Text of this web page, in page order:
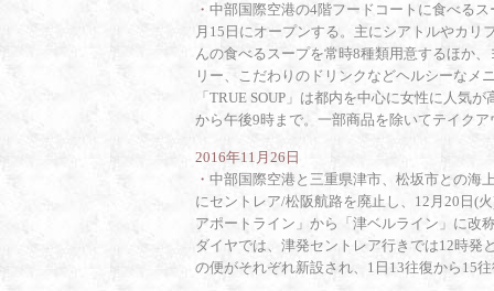
・ 中部国際空港の4階フードコートに食べる
月15日にオープンする。主にシアトルやカリ
んの食べるスープを常時8種類用意するほか
リー、こだわりのドリンクなどヘルシーなメ
「TRUE SOUP」は都内を中心に女性に人気
から午後9時まで。一部商品を除いてテイク
2016年11月26日
・ 中部国際空港と三重県津市、松坂市との海
にセントレア/松阪航路を廃止し、12月20日(
アポートライン」から「津ベルライン」に改
ダイヤでは、津発セントレア行きでは12時発
の便がそれぞれ新設され、1日13往復から15